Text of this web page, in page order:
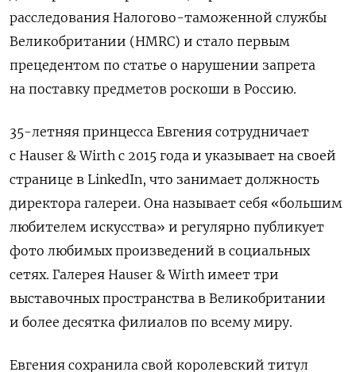
расследования Налогово-таможенной службы
Великобритании (HMRC) и стало первым
прецедентом по статье о нарушении запрета
на поставку предметов роскоши в Россию.
35-летняя принцесса Евгения сотрудничает
с Hauser & Wirth с 2015 года и указывает на своей
странице в LinkedIn, что занимает должность
директора галереи. Она называет себя «большим
любителем искусства» и регулярно публикует
фото любимых произведений в социальных
сетях. Галерея Hauser & Wirth имеет три
выставочных пространства в Великобритании
и более десятка филиалов по всему миру.
Евгения сохранила свой королевский титул